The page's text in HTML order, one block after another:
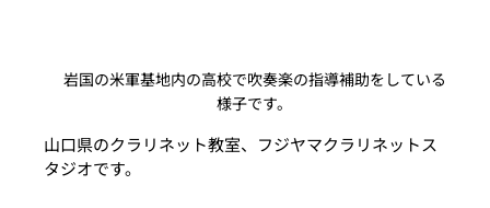
岩国の米軍基地内の高校で吹奏楽の指導補助をしている
様子です。
山口県のクラリネット教室、フジヤマクラリネットス
タジオです。